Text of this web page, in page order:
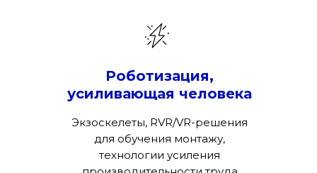
Экзоскелеты, RVR/VR-решения
для обучения монтажу,
технологии усиления
Роботизация,
усиливающая человека